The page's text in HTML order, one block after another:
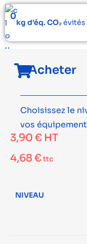
0
kg d’éq. CO₂évités
Acheter
Choisissez le
vos
3,90 € HT
4,68 €ttc
NIVEAU